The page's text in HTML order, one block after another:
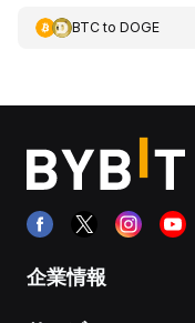
BTCto DOGE
企業情報